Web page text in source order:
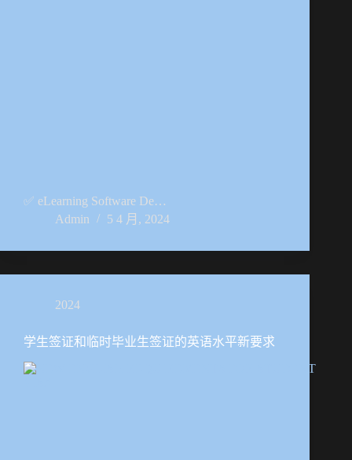
✅ eLearning Software De…
Admin
5 4 月, 2024
2024
学生签证和临时毕业生签证的英语水平新要求